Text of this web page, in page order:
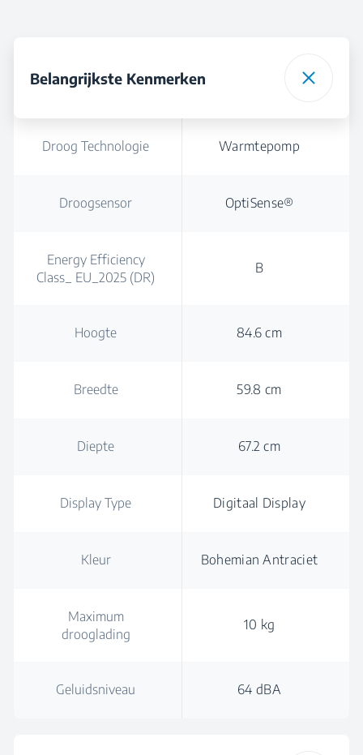
Belangrijkste Kenmerken
Droog Technologie Warmtepomp
Droogsensor OptiSense®
Energy Efficiency
Class_ EU_2025 (DR)
B
Hoogte 84.6 cm
Breedte 59.8 cm
Diepte 67.2 cm
Display Type Digitaal Display
Kleur Bohemian Antraciet
Maximum
drooglading
10 kg
Geluidsniveau 64 dBA